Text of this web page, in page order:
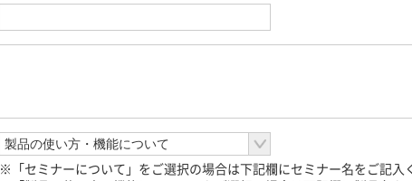
※「セミナーについて」をご選択の場合は下記欄にセミナー名をご記入